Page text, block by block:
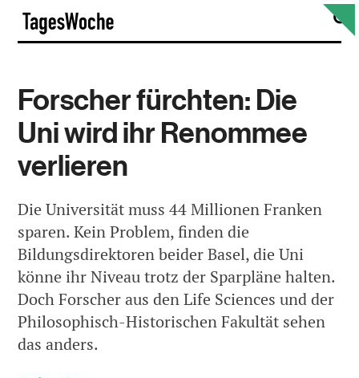
Skip
content
Forscher fürchten: Die
Uni wird ihr Renommee
verlieren
Die Universität muss 44 Millionen Franken
sparen. Kein Problem, finden die
Bildungsdirektoren beider Basel, die Uni
könne ihr Niveau trotz der Sparpläne halten.
Doch Forscher aus den Life Sciences und der
Philosophisch-Historischen Fakultät sehen
das anders.